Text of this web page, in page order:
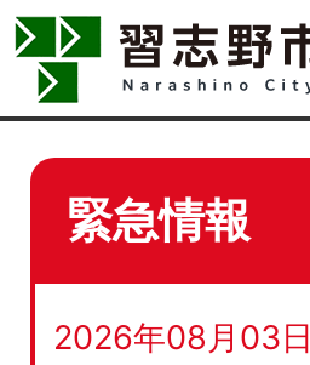
緊急情報
2026年08月03日